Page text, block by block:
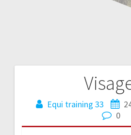
Equi training 33
0